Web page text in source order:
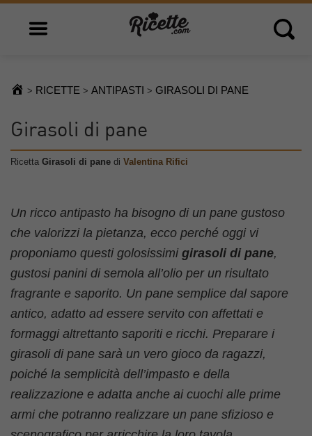
Open main menu Open
> RICETTE > ANTIPASTI > GIRASOLI DI PANE
Girasoli di pane
Ricetta Girasoli di pane di Valentina Rifici
Un ricco antipasto ha bisogno di un pane gustoso
che valorizzi la pietanza, ecco perché oggi vi
proponiamo questi golosissimi girasoli di pane,
gustosi panini di semola all’olio per un risultato
fragrante e saporito. Un pane semplice dal sapore
antico, adatto ad essere servito con affettati e
formaggi altrettanto saporiti e ricchi. Preparare i
girasoli di pane sarà un vero gioco da ragazzi,
poiché la semplicità dell’impasto e della
realizzazione e adatta anche ai cuochi alle prime
armi che potranno realizzare un pane sfizioso e